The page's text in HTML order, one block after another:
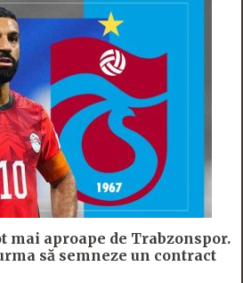
mai aproape de Trabzonspor.
să semneze un contract